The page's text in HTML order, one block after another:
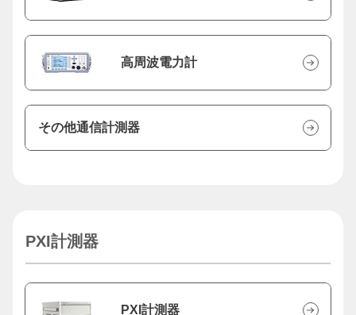
高周波電力計
その他通信計測器
PXI計測器
PXI計測器